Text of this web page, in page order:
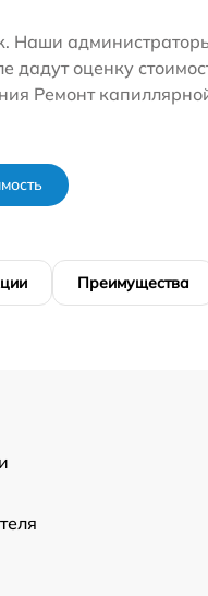
Наши
дадут оценку
Ремонт
Преимущества